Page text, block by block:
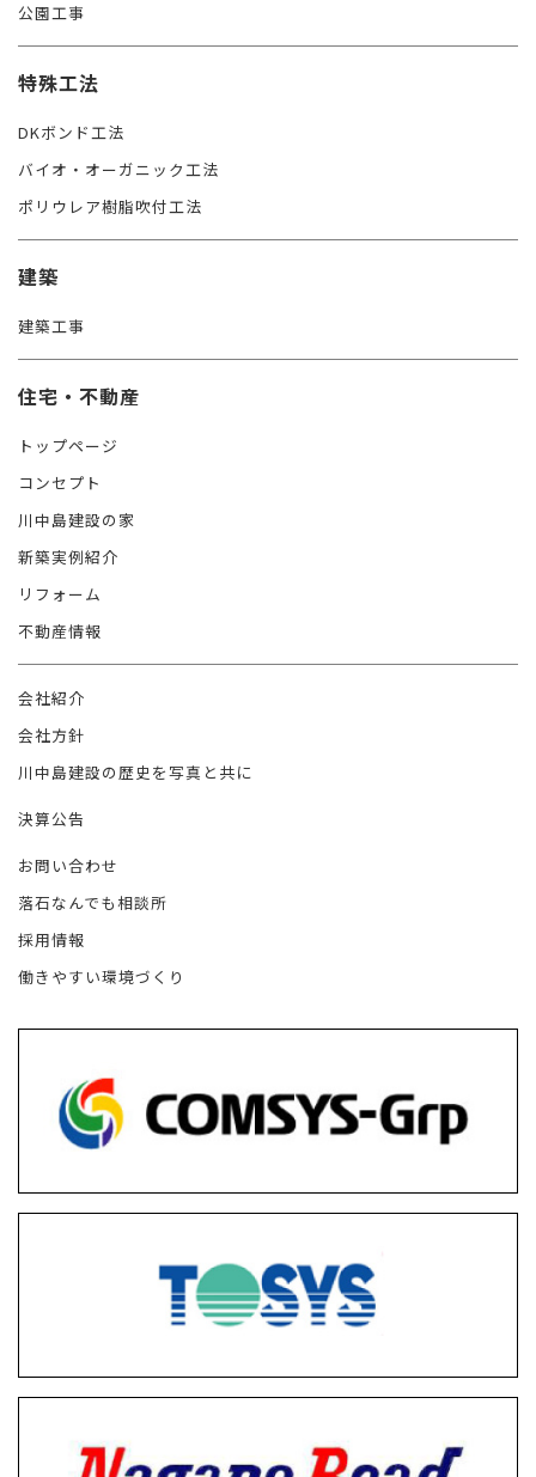
公園工事
特殊工法
DKボンド工法
バイオ・オーガニック工法
ポリウレア樹脂吹付工法
建築
建築工事
住宅・不動産
トップページ
コンセプト
川中島建設の家
新築実例紹介
リフォーム
不動産情報
会社紹介
会社方針
川中島建設の歴史を写真と共に
決算公告
お問い合わせ
落石なんでも相談所
採用情報
働きやすい環境づくり